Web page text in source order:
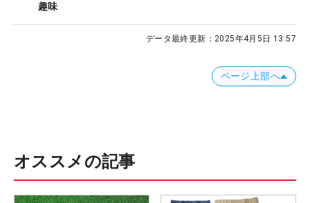
趣味
データ最終更新： 2025年4月5日 13:57
ページ上部へ
オススメの記事